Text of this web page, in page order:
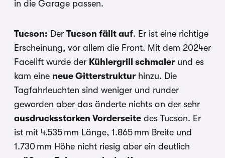
in die Garage passen.
Tucson: Der Tucson fällt auf. Er ist eine richtige
Erscheinung, vor allem die Front. Mit dem 2024er
Facelift wurde der Kühlergrill schmaler und es
kam eine neue Gitterstruktur hinzu. Die
Tagfahrleuchten sind weniger und runder
geworden aber das änderte nichts an der sehr
ausdrucksstarken Vorderseite des Tucson. Er
ist mit 4.535 mm Länge, 1.865 mm Breite und
1.730 mm Höhe nicht riesig aber ein deutlich